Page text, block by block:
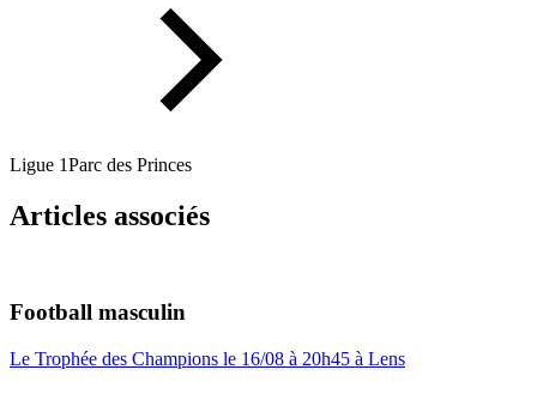
Ligue 1Parc des Princes
Articles associés
Football masculin
Le Trophée des Champions le 16/08 à 20h45 à Lens